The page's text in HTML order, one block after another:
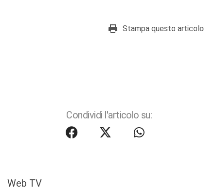
Stampa questo articolo
Condividi l'articolo su:
Web TV